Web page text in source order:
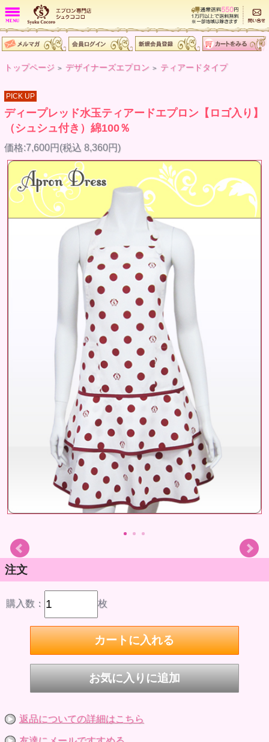
トップページ > デザイナーズエプロン > ティアードタイプ
PICK UP
ディープレッド水玉ティアードエプロン【ロゴ入り】
（シュシュ付き）綿100％
価格:7,600円(税込 8,360円)
注文
購入数： 枚
返品についての詳細はこちら